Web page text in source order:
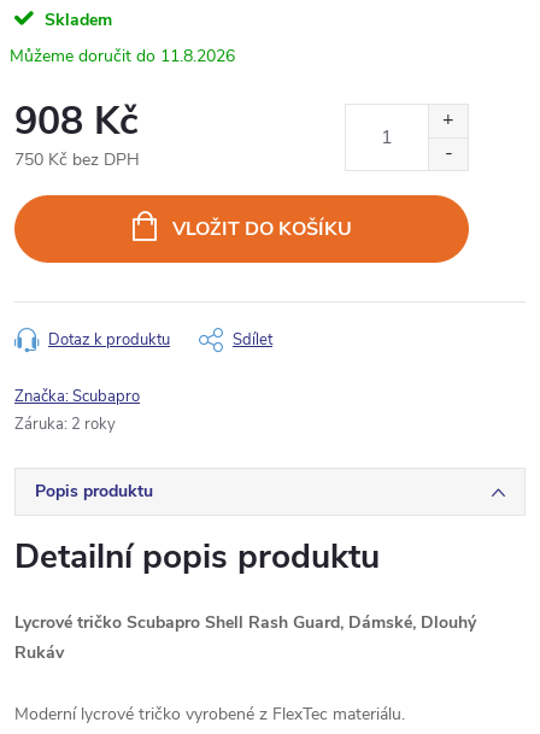
Skladem
11.8.2026
908 Kč
750 Kč bez DPH
cena:
VLOŽIT DO KOŠÍKU
Dotaz k produktu Sdílet
Značka:Scubapro
Záruka: 2 roky
Popis produktu
Detailní popis produktu
Lycrové tričko Scubapro Shell Rash Guard, Dámské, Dlouhý
Rukáv
Moderní lycrové tričko vyrobené z FlexTec materiálu.